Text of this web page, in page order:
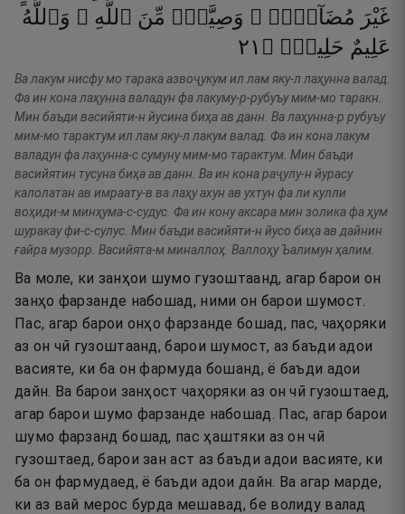
غَيْرَ مُضَآرٍّۢ ۚ وَصِيَّةًۭ مِّنَ ٱللَّهِ ۗ وَٱللَّهُ
عَلِيمٌ حَلِيمٌۭ ۝ ١٢
Ва лакум нисфу мо тарака азвоҷукум ил лам яку-л лаҳунна валад.
Фа ин кона лаҳунна валадун фа лакуму-р-рубуъу мим-мо таракн.
Мин баъди васийяти-н йусина биҳа ав данн. Ва лаҳунна-р рубуъу
мим-мо тарактум ил лам яку-л лакум валад. Фа ин кона лакум
валадун фа лаҳунна-с сумуну мим-мо тарактум. Мин баъди
васийятин тусуна биҳа ав данн. Ва ин кона раҷулу-н йурасу
калолатан ав имраату-в ва лаҳу ахун ав ухтун фа ли кулли
воҳиди-м минҳума-с-судус. Фа ин кону аксара мин золика фа ҳум
шуракау фи-с-сулус. Мин баъди васийяти-н йусо биҳа ав дайнин
ғайра музорр. Васийята-м миналлоҳ. Валлоҳу Ъалимун ҳалим.
Ва моле, ки занҳои шумо гузоштаанд, агар барои он
занҳо фарзанде набошад, ними он барои шумост.
Пас, агар барои онҳо фарзанде бошад, пас, чаҳоряки
аз он чӣ гузоштаанд, барои шумост, аз баъди адои
васияте, ки ба он фармуда бошанд, ё баъди адои
дайн. Ва барои занҳост чаҳоряки аз он чӣ гузоштаед,
агар барои шумо фарзанде набошад. Пас, агар барои
шумо фарзанд бошад, пас ҳаштяки аз он чӣ
гузоштаед, барои зан аст аз баъди адои васияте, ки
ба он фармудаед, ё баъди адои дайн. Ва агар марде,
ки аз вай мерос бурда мешавад, бе волиду валад